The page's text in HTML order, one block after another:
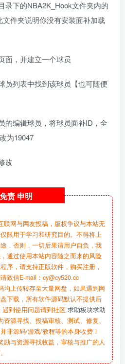
录下的NBA2K_Hook文件夹内的
件夹说明你没有安装面补加载
面，并建立一个球员
员列表中找到该球员【也可随便
的编辑球员，将球员面补ID，全
为19047
改
免责 申明
联网与网友投稿，版权争议与本站无
限用于学习和研究目的。不得将上
，否则，一切后果请用户自负，我
通过使用本站内容随之而来的风险
序，请支持正版软件，购买注册，
致信E-mail：cy@cy520.cc
均上传转存至大量网盘，如果遇到网
下载，所有软件源码默认不提供后
到使用问题请到社区 求助板块求助
源寻找、投稿审核、测试、修复、
非源码/游戏/教程等的本身收费！
励与资源寻找收益，审核与推广的人